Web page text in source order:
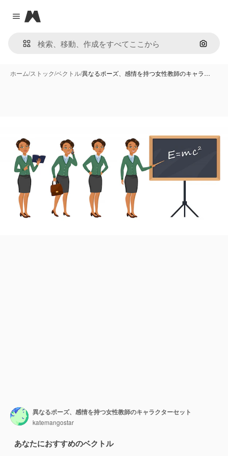
Close menu
Magnific
画像で
ホーム/ストック/ベクトル/異なるポーズ、感情を持つ女性教師のキャラ…
異なるポーズ、感情を持つ女性教師のキャラクターセット
katemangostar
あなたにおすすめのベクトル